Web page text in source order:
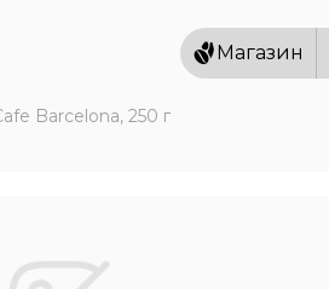
Магазин
Barcelona, 250 г